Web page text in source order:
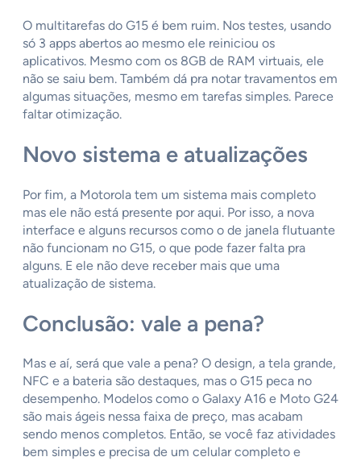
O multitarefas do G15 é bem ruim. Nos testes, usando
só 3 apps abertos ao mesmo ele reiniciou os
aplicativos. Mesmo com os 8GB de RAM virtuais, ele
não se saiu bem. Também dá pra notar travamentos em
algumas situações, mesmo em tarefas simples. Parece
faltar otimização.
Novo sistema e atualizações
Por fim, a Motorola tem um sistema mais completo
mas ele não está presente por aqui. Por isso, a nova
interface e alguns recursos como o de janela flutuante
não funcionam no G15, o que pode fazer falta pra
alguns. E ele não deve receber mais que uma
atualização de sistema.
Conclusão: vale a pena?
Mas e aí, será que vale a pena? O design, a tela grande,
NFC e a bateria são destaques, mas o G15 peca no
desempenho. Modelos como o Galaxy A16 e Moto G24
são mais ágeis nessa faixa de preço, mas acabam
sendo menos completos. Então, se você faz atividades
bem simples e precisa de um celular completo e